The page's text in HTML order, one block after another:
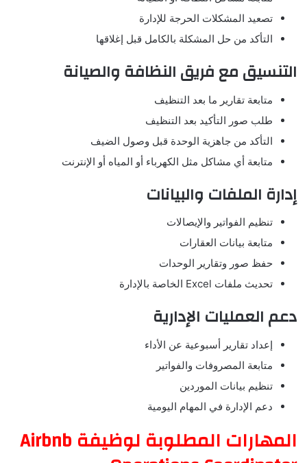
تصعيد المشكلات الحرجة للإدارة
التأكد من حل المشكلة بالكامل قبل إغلاقها
التنسيق مع فريق النظافة والصيانة
متابعة تقارير ما بعد التنظيف
طلب صور التأكيد بعد التنظيف
التأكد من جاهزية الوحدة قبل وصول الضيف
متابعة أي مشاكل مثل الكهرباء أو المياه أو الإنترنت
إدارة الملفات والبيانات
تنظيم الفواتير والإيصالات
متابعة بيانات العقارات
حفظ صور وتقارير الوحدات
تحديث ملفات Excel الخاصة بالإدارة
دعم العمليات الإدارية
إعداد تقارير أسبوعية عن الأداء
متابعة المصروفات والفواتير
تنظيم بيانات الموردين
دعم الإدارة في المهام اليومية
المهارات المطلوبة لوظيفة Airbnb